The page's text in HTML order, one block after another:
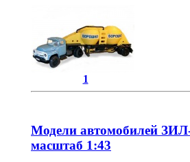
1
Модели автомобилей
масштаб 1:43